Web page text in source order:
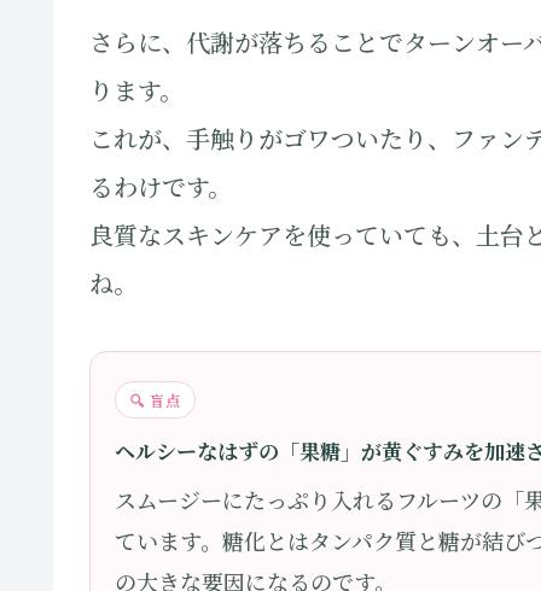
さらに、代謝が落ちることでターンオ
ります。
これが、手触りがゴワついたり、ファ
るわけです。
良質なスキンケアを使っていても、土
ね。
🔍 盲点
ヘルシーなはずの「果糖」が黄ぐすみを加速
スムージーにたっぷり入れるフルーツの
ています。糖化とはタンパク質と糖が結
の大きな要因になるのです。